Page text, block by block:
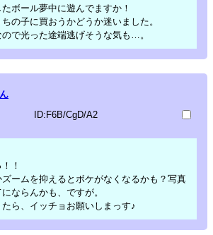
ボール夢中に遊んでますか！
の子に買おうかどうか迷いました。
で光った途端逃げそうな気も…。
ID:F6B/CgD/A2
！
ームを抑えるとボケがなくなるかも？写真
ならんかも、ですが。
ら、イッチョお願いしまっす♪